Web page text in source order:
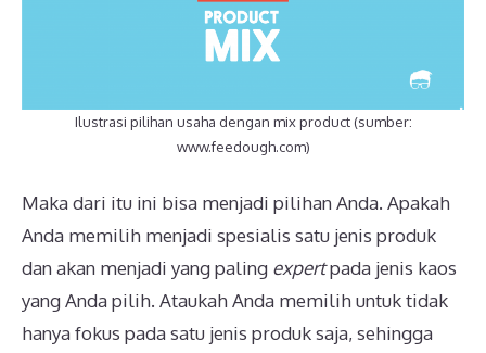
Ilustrasi pilihan usaha dengan mix product (sumber:
www.feedough.com)
Maka dari itu ini bisa menjadi pilihan Anda. Apakah
Anda memilih menjadi spesialis satu jenis produk
dan akan menjadi yang paling expertpada jenis kaos
yang Anda pilih. Ataukah Anda memilih untuk tidak
hanya fokus pada satu jenis produk saja, sehingga